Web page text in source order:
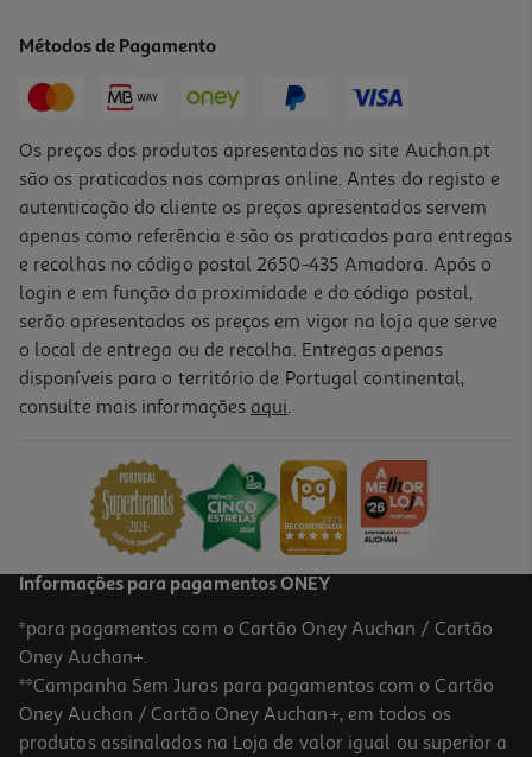
Métodos de Pagamento
Os preços dos produtos apresentados no site Auchan.pt
são os praticados nas compras online. Antes do registo e
autenticação do cliente os preços apresentados servem
apenas como referência e são os praticados para entregas
e recolhas no código postal 2650-435 Amadora. Após o
login e em função da proximidade e do código postal,
serão apresentados os preços em vigor na loja que serve
o local de entrega ou de recolha. Entregas apenas
disponíveis para o território de Portugal continental,
consulte mais informações aqui.
Informações para pagamentos ONEY
*para pagamentos com o Cartão Oney Auchan / Cartão
Oney Auchan+.
**Campanha Sem Juros para pagamentos com o Cartão
Oney Auchan / Cartão Oney Auchan+, em todos os
produtos assinalados na Loja de valor igual ou superior a